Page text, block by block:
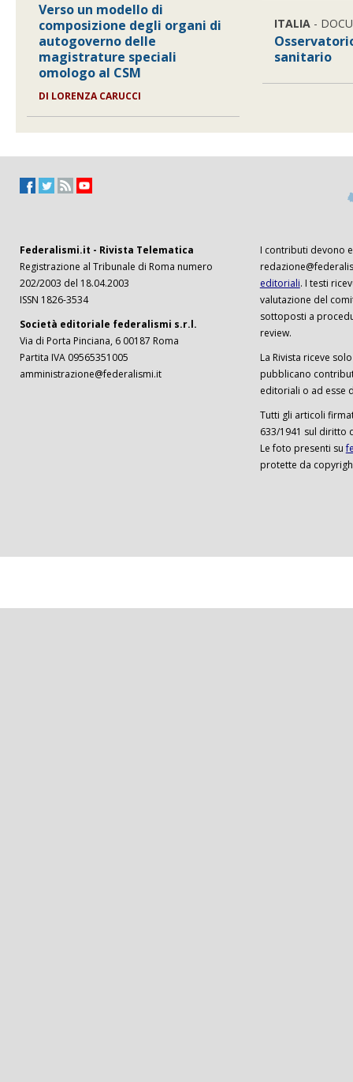
Verso un modello di
composizione degli organi di
autogoverno delle
magistrature speciali
omologo al CSM
DI LORENZA CARUCCI
ITALIA -
sanitario
Federalismi.it - Rivista Telematica
Registrazione al Tribunale di Roma numero
202/2003 del 18.04.2003
ISSN 1826-3534
Società editoriale federalismi s.r.l.
Via di Porta Pinciana, 6 00187 Roma
Partita IVA 09565351005
amministrazione@federalismi.it
I contributi devono
editoriali. I testi
valutazione del
sottoposti a
review.
La Rivista riceve
pubblicano
editoriali o ad esse
Tutti gli articoli
633/1941 sul diritto
Le foto presenti su
protette da